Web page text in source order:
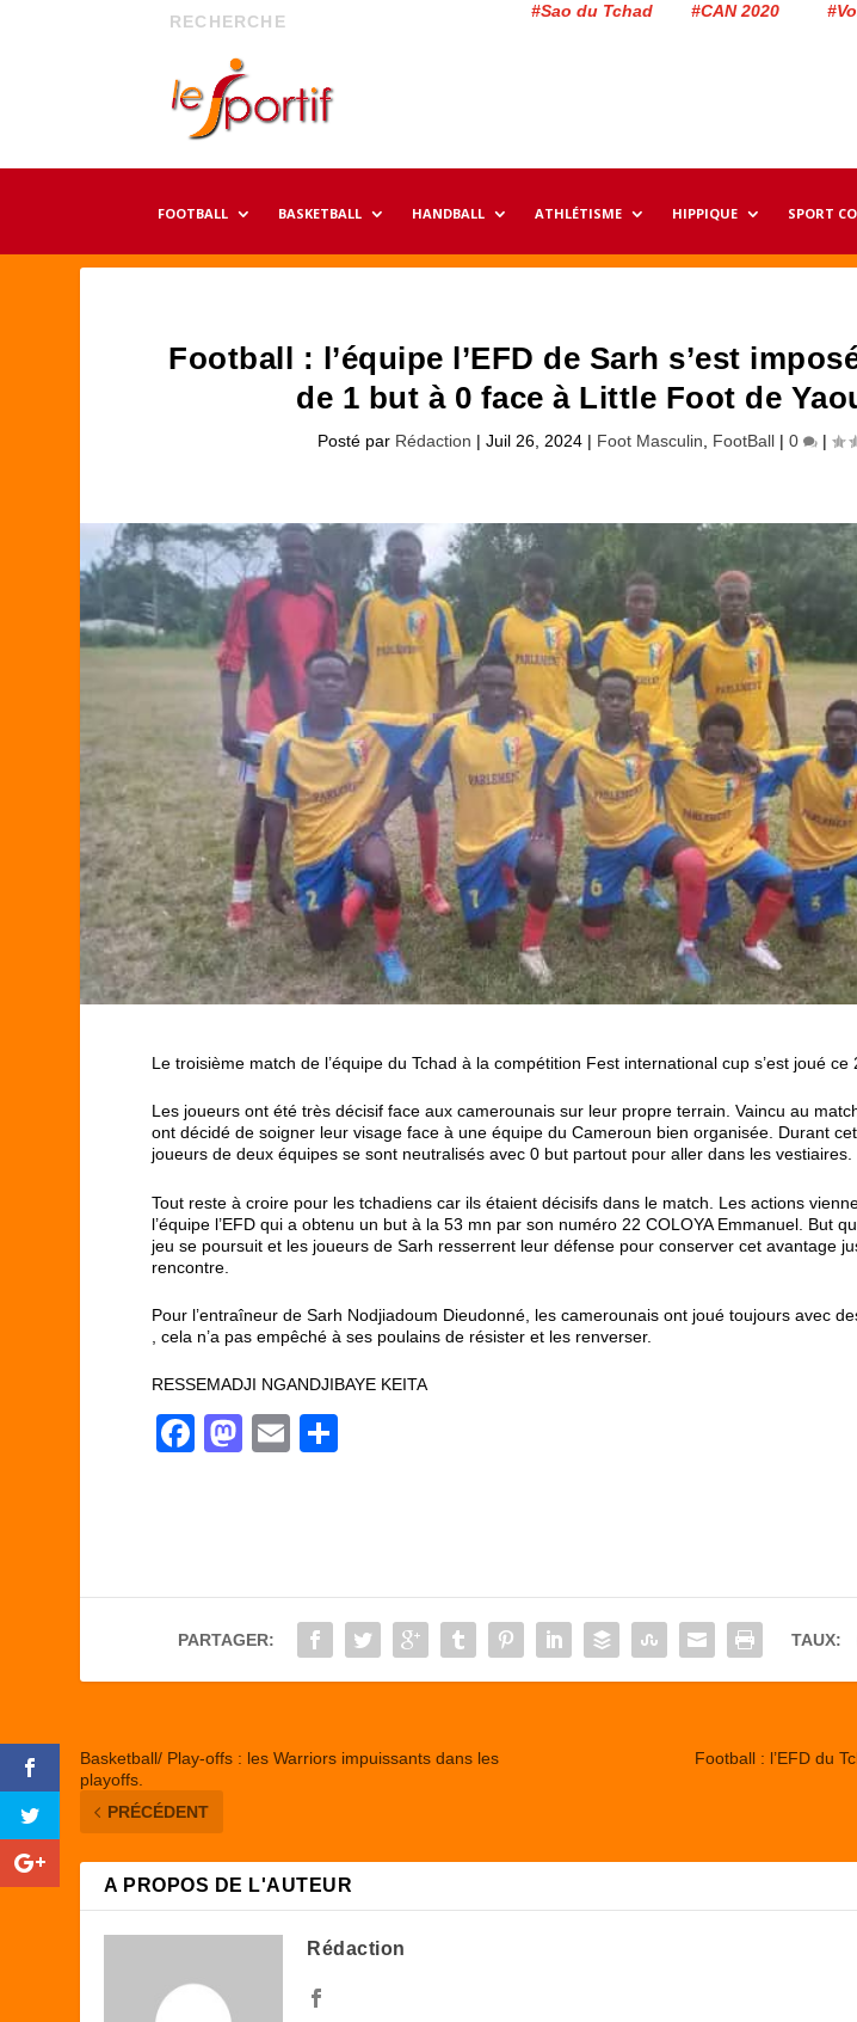
#Sao du Tchad #CAN 2020
FOOTBALL BASKETBALL HANDBALL ATHLÉTISME HIPPIQUE SPORT
Football : l’équipe l’EFD de Sarh s’est
de 1 but à 0 face à Little Foot de
Posté par Rédaction |Juil 26, 2024 | Foot Masculin FootBall |0 |
Le troisième match de l’équipe du Tchad à la compétition Fest international cup s’est joué ce
Les joueurs ont été très décisif face aux camerounais sur leur propre terrain. Vaincu au
ont décidé de soigner leur visage face à une équipe du Cameroun bien organisée. Durant
joueurs de deux équipes se sont neutralisés avec 0 but partout pour aller dans les vestiaires.
Tout reste à croire pour les tchadiens car ils étaient décisifs dans le match. Les actions
l’équipe l’EFD qui a obtenu un but à la 53 mn par son numéro 22 COLOYA Emmanuel. But
jeu se poursuit et les joueurs de Sarh resserrent leur défense pour conserver cet avantage
rencontre.
Pour l’entraîneur de Sarh Nodjiadoum Dieudonné, les camerounais ont joué toujours avec
, cela n’a pas empêché à ses poulains de résister et les renverser.
RESSEMADJI NGANDJIBAYE KEITA
F
b
o
M
d
o
E
er
PARTAGER: TAUX:
Basketball/ Play-offs : les Warriors impuissants dans les
playoffs.
PRÉCÉDENT
Football : l’EFD du
A PROPOS DE L'AUTEUR
Rédaction